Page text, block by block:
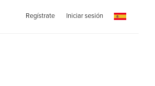
Regístrate Iniciar sesión